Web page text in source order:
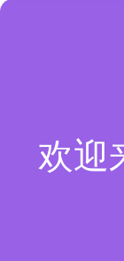
欢迎